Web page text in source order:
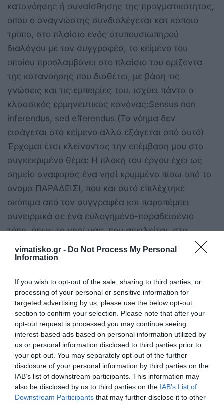
vimatisko.gr - Do Not Process My Personal
Information
If you wish to opt-out of the sale, sharing to third parties, or
processing of your personal or sensitive information for
targeted advertising by us, please use the below opt-out
section to confirm your selection. Please note that after your
opt-out request is processed you may continue seeing
interest-based ads based on personal information utilized by
us or personal information disclosed to third parties prior to
your opt-out. You may separately opt-out of the further
disclosure of your personal information by third parties on the
IAB’s list of downstream participants. This information may
also be disclosed by us to third parties on the IAB’s List of
Downstream Participants that may further disclose it to other
κατανόησης ή συναίσθησης της πραγματικότητας,
όπου ο αναγνώστης συνδιαλέγεται κατ κάποιο
τρόπο, στο πλαίσιο ενός άτυπουσιωπηρού
διαλόγου με τον συγγραφέα, το κείμενο του
οποίου προσλαμβάνει στο πλαίσιο του ορίζοντα
της κατανόησης που διαθέτει, με βάση τις
γνώσεις και τις εμπειρίες του. ισχύει πάντα ο
κλασσικός ερμηνευτικός κανόνας:Sensus non
inferendus, sed efferendus (Το νόημα δεν
εισάγεται στο κείμενο αλλά εξάγεται από αυτό)
Έρχομαι έτσι κλείνοντας την επέμβαση μου στο
συγκεκριμένο θέμα: Η πλοκή του έργου έχει ως
σημείο αναφοράς ένα νησί κρυμμένο πίσω από το
όνομα ΠΑΡΑΔΕΙΣΙ, που και αυτό επιλέχτηκε
σκόπιμα από τον συγγραφέα και παραπέμπει
συνειρμικά σε ένα ευλογημένο-παραδεισένιο
τόπο, όπως το νησί μας, που απειλείται, στο
πλαίσιο της παγκοσμιοποίησης από την οικονομική
«ανάπτυξη». Κάθε λογοτεχνικό κείμενο,
δυνάμει ένα νόημα ,που αποκαλύπτεται ,σύμφωνα
και με όσα προανέφερα, με την μεσολάβηση του
Δέκτη-Αναγνώστη. Αυτός ο τελευταίος(δηλαδή
όλοι εμείς οι αναγνώστες) ανασυνθέτει, στο
πλαίσιο μιας ιστορικής ερμηνείας την νοηματική
δομή του μυθιστορήματος Η ΑΝΩΝΥΜΗ ΚΟΡΗ και
μπορεί να μεταφράσει το νόημα, προτείνοντας την
δική το εκδοχή. Γι’ αυτό η πεζογραφία πιο
συγκεκριμένα μπορεί να δώσει σαφή εικόνα μιας